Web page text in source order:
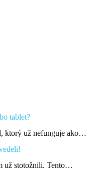
tablet?
ktorý už nefunguje ako…
už stotožnili. Tento…